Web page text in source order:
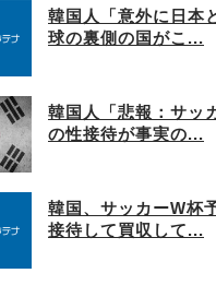
韓国人「意外に日本
球の裏側の国がこ...
韓国人「悲報：サッ
の性接待が事実の...
韓国、サッカーW杯
接待して買収して...